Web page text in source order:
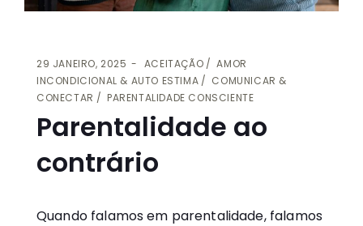
29 JANEIRO, 2025 ACEITAÇÃO
AMOR
INCONDICIONAL & AUTO ESTIMA
COMUNICAR &
CONECTAR
PARENTALIDADE CONSCIENTE
Parentalidade ao
contrário
Quando falamos em parentalidade, falamos